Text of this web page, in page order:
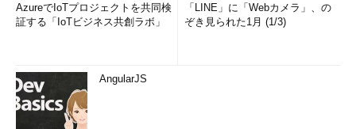
AzureでIoTプロジェクトを共同検
証する「IoTビジネス共創ラボ」
「LINE」に「Webカメラ」、の
ぞき見られた1月 (1/3)
AngularJS